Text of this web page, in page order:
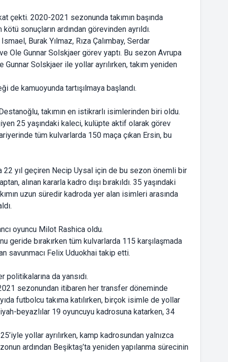
çekti. 2020-2021 sezonunda takımın başında
sonuçların ardından görevinden ayrıldı.
Burak Yılmaz, Rıza Çalımbay, Serdar
Ole Gunnar Solskjaer görev yaptı. Bu sezon Avrupa
Solskjaer ile yollar ayrılırken, takım yeniden
de kamuoyunda tartışılmaya başlandı.
takımın en istikrarlı isimlerinden biri oldu.
25 yaşındaki kaleci, kulüpte aktif olarak görev
tüm kulvarlarda 150 maça çıkan Ersin, bu
22 yıl geçiren Necip Uysal için de bu sezon önemli bir
alınan kararla kadro dışı bırakıldı. 35 yaşındaki
uzun süredir kadroda yer alan isimleri arasında
oyuncu Milot Rashica oldu.
geride bırakırken tüm kulvarlarda 115 karşılaşmada
savunmacı Felix Uduokhai takip etti.
da yansıdı.
sezonundan itibaren her transfer döneminde
futbolcu takıma katılırken, birçok isimle de yollar
beyazlılar 19 oyuncuyu kadrosuna katarken, 34
yollar ayrılırken, kamp kadrosundan yalnızca
ardından Beşiktaş’ta yeniden yapılanma sürecinin